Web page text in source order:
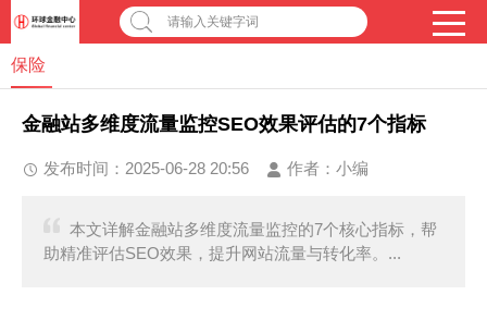
请输入关键字词
保险
金融站多维度流量监控SEO效果评估的7个指标
发布时间：2025-06-28 20:56 作者： 小编
本文详解金融站多维度流量监控的7个核心指标，帮
助精准评估SEO效果，提升网站流量与转化率。...